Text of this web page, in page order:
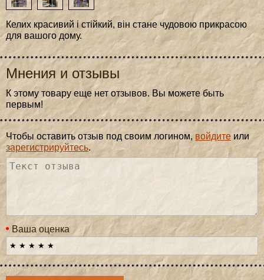
Келих красивий і стійкий, він стане чудовою прикрасою
для вашого дому.
Мнения и отзывы
К этому товару еще нет отзывов. Вы можете быть
первым!
Чтобы оставить отзыв под своим логином, войдите или
зарегистрируйтесь.
Ваша оценка